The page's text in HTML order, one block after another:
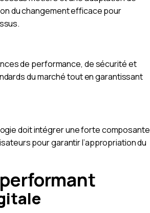
du changement efficace pour
de performance, de sécurité et
du marché tout en garantissant
doit intégrer une forte composante
pour garantir l’appropriation du